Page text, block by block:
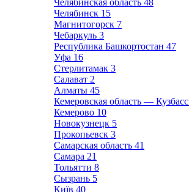
Челябинская область 48
Челябинск 15
Магнитогорск 7
Чебаркуль 3
Республика Башкортостан 47
Уфа 16
Стерлитамак 3
Салават 2
Алматы 45
Кемеровская область — Кузбасс
Кемерово 10
Новокузнецк 5
Прокопьевск 3
Самарская область 41
Самара 21
Тольятти 8
Сызрань 5
Київ 40